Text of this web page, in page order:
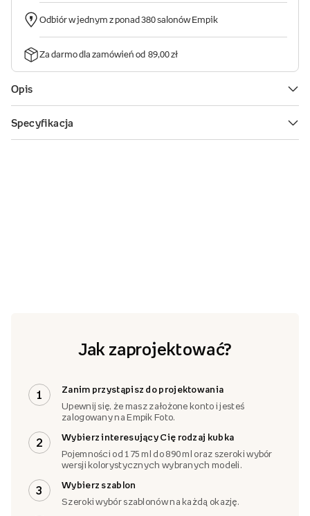
Jak zaprojektować?
1
Zanim przystąpisz do projektowania
Upewnij się, że masz założone konto i jesteś
zalogowany na Empik Foto.
2
Wybierz interesujący Cię rodzaj kubka
Pojemności od 175 ml do 890 ml oraz szeroki wybór
wersji kolorystycznych wybranych modeli.
3
Wybierz szablon
Szeroki wybór szablonów na każdą okazję.